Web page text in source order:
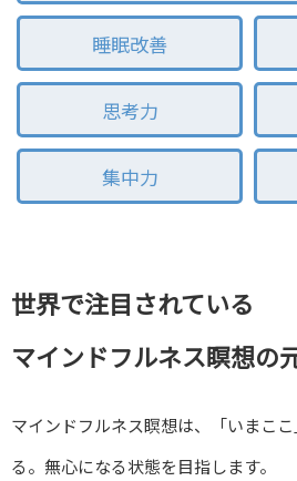
睡眠改善
思考力
集中力
世界で注目されている
マインドフルネス瞑想の
マインドフルネス瞑想は、「いまこ
る。無心になる状態を目指します。